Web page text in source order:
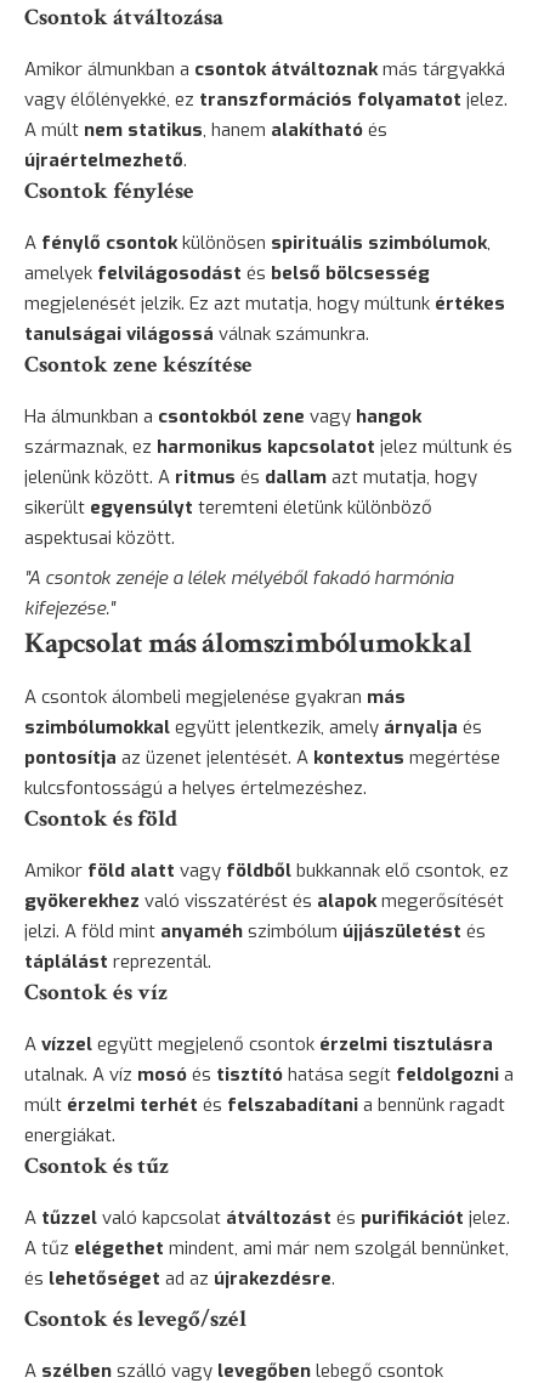
Csontok átváltozása
Amikor álmunkban a csontok átváltoznakmás tárgyakká
vagy élőlényekké, ez transzformációs folyamatot jelez.
A múlt nem statikus, hanem alakítható és
újraértelmezhető.
Csontok fénylése
A fénylő csontokkülönösen spirituális szimbólumok,
amelyek felvilágosodást és belső bölcsesség
megjelenését jelzik. Ez azt mutatja, hogy múltunk értékes
tanulságai világossá válnak számunkra.
Csontok zene készítése
Ha álmunkban a csontokból zene vagy hangok
származnak, ez harmonikus kapcsolatot jelez múltunk és
jelenünk között. A ritmus és dallam azt mutatja, hogy
sikerült egyensúlyt teremteni életünk különböző
aspektusai között.
"A csontok zenéje a lélek mélyéből fakadó harmónia
kifejezése."
Kapcsolat más álomszimbólumokkal
A csontok álombeli megjelenése gyakran más
szimbólumokkal együtt jelentkezik, amely árnyalja és
pontosítja az üzenet jelentését. A kontextus megértése
kulcsfontosságú a helyes értelmezéshez.
Csontok és föld
Amikor föld alatt vagy földből bukkannak elő csontok, ez
gyökerekhez való visszatérést és alapokmegerősítését
jelzi. A föld mint anyaméh szimbólum újjászületést és
táplálást reprezentál.
Csontok és víz
A vízzel együtt megjelenő csontok érzelmi tisztulásra
utalnak. A víz mosó és tisztító hatása segít feldolgozni a
múlt érzelmi terhét és felszabadítani a bennünk ragadt
energiákat.
Csontok és tűz
A tűzzel való kapcsolat átváltozást és purifikációt jelez.
A tűz elégethet mindent, ami már nem szolgál bennünket,
és lehetőséget ad az újrakezdésre.
Csontok és levegő/szél
A szélben szálló vagy levegőben lebegő csontok